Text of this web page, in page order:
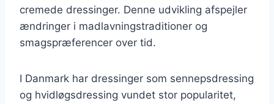
cremede dressinger. Denne udvikling afspejler
ændringer i madlavningstraditioner og
smagspræferencer over tid.
I Danmark har dressinger som sennepsdressing
og hvidløgsdressing vundet stor popularitet,